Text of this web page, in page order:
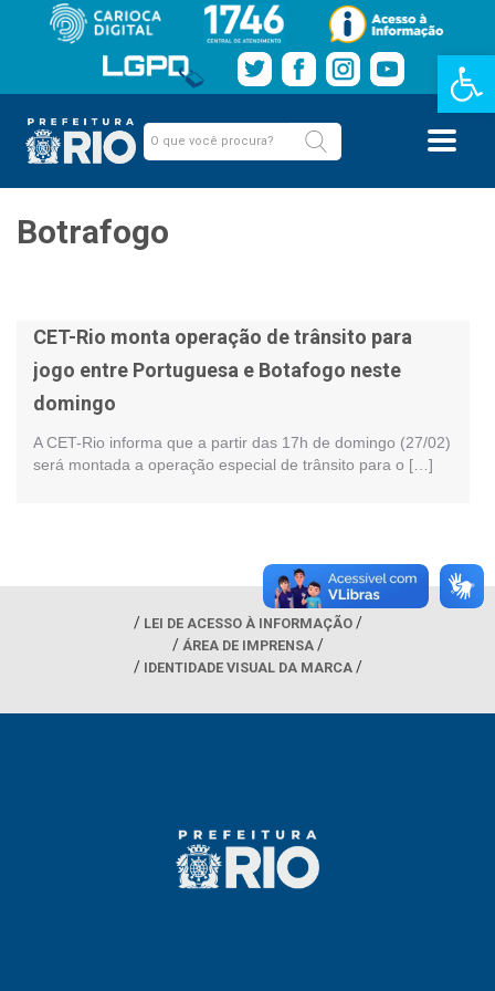
Barra de
Botrafogo
CET-Rio monta operação de trânsito para
jogo entre Portuguesa e Botafogo neste
domingo
A CET-Rio informa que a partir das 17h de domingo (27/02)
será montada a operação especial de trânsito para o […]
LEI DE ACESSO À INFORMAÇÃO
ÁREA DE IMPRENSA
IDENTIDADE VISUAL DA MARCA